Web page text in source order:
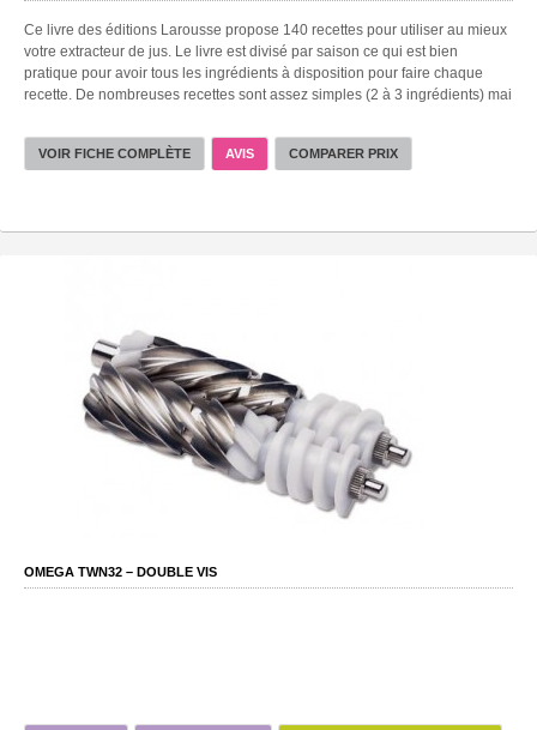
Ce livre des éditions Larousse propose 140 recettes pour utiliser au mieux
votre extracteur de jus. Le livre est divisé par saison ce qui est bien
pratique pour avoir tous les ingrédients à disposition pour faire chaque
recette. De nombreuses recettes sont assez simples (2 à 3 ingrédients) mai
VOIR FICHE COMPLÈTE AVIS COMPARER PRIX
OMEGA TWN32 – DOUBLE VIS